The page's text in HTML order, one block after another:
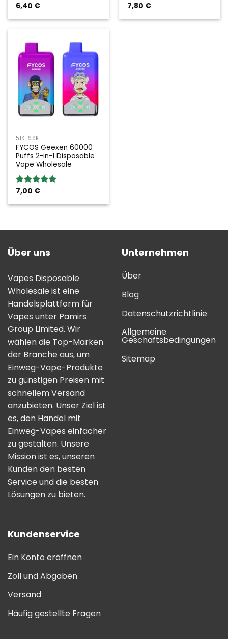
Bewertung:
6,40 €
Bewertung:
7,80 €
51K-99K
FYCOS Geexen 60000
Puffs 2-in-1 Disposable
Vape Wholesale
Bewertung:
7,00 €
Über uns
Vapes Disposable
Wholesale ist eine
Handelsplattform für
Vapes unter Pamirs
Group Limited. Wir
wählen die Top-Marken
der Branche aus, um
Einweg-Vape-Produkte
zu günstigen Preisen mit
schnellem Versand
anzubieten. Unser Ziel ist
es, den Handel mit
Einweg-Vapes einfacher
zu gestalten. Unsere
Mission ist es, unseren
Kunden den besten
Service und die besten
Lösungen zu bieten.
Unternehmen
Über
Blog
Datenschutzrichtlinie
Allgemeine
Geschäftsbedingungen
Sitemap
Kundenservice
Ein Konto eröffnen
Zoll und Abgaben
Versand
Häufig gestellte Fragen